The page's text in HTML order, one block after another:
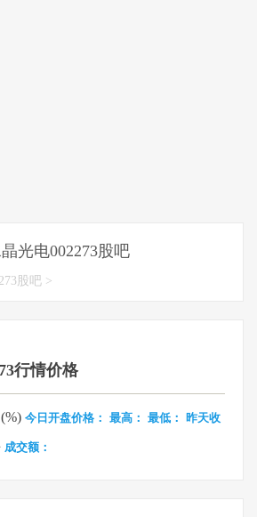
光电002273股吧
股吧 >
行情价格
(%) 今日开盘价格： 最高： 最低： 昨天收
成交额：